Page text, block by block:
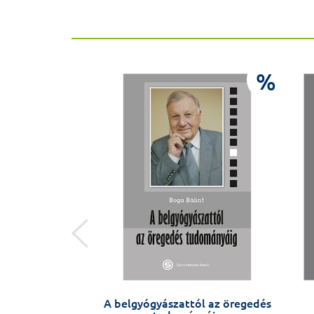
%
A belgyógyászattól az öregedés